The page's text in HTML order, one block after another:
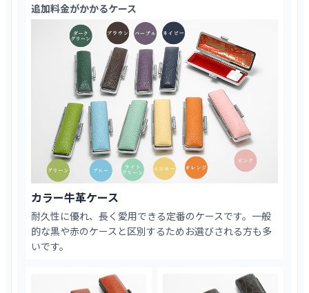
追加料金がかかるケース
カラー牛革ケース
耐久性に優れ、長く愛用できる定番のケースです。一般
的な黒や赤のケースと区別するためお選びされる方も多
いです。